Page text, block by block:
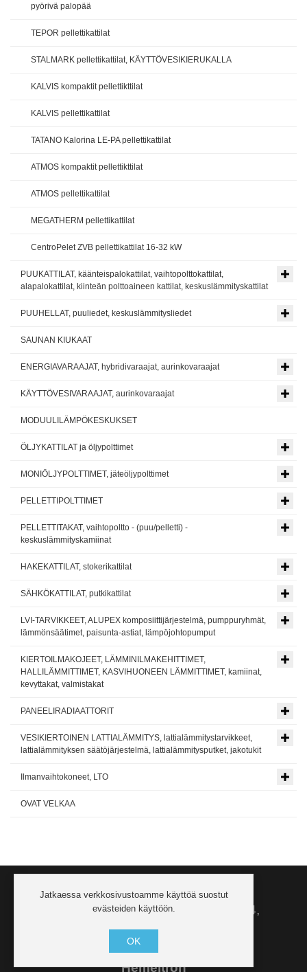
pyörivä palopää
TEPOR pellettikattilat
STALMARK pellettikattilat, KÄYTTÖVESIKIERUKALLA
KALVIS kompaktit pellettikttilat
KALVIS pellettikattilat
TATANO Kalorina LE-PA pellettikattilat
ATMOS kompaktit pellettikttilat
ATMOS pellettikattilat
MEGATHERM pellettikattilat
CentroPelet ZVB pellettikattilat 16-32 kW
PUUKATTILAT, käänteispalokattilat, vaihtopolttokattilat,
alapalokattilat, kiinteän polttoaineen kattilat, keskuslämmityskattilat
PUUHELLAT, puuliedet, keskuslämmitysliedet
SAUNAN KIUKAAT
ENERGIAVARAAJAT, hybridivaraajat, aurinkovaraajat
KÄYTTÖVESIVARAAJAT, aurinkovaraajat
MODUULILÄMPÖKESKUKSET
ÖLJYKATTILAT ja öljypolttimet
MONIÖLJYPOLTTIMET, jäteöljypolttimet
PELLETTIPOLTTIMET
PELLETTITAKAT, vaihtopoltto - (puu/pelletti) -
keskuslämmityskamiinat
HAKEKATTILAT, stokerikattilat
SÄHKÖKATTILAT, putkikattilat
LVI-TARVIKKEET, ALUPEX komposiittijärjestelmä, pumppuryhmät,
lämmönsäätimet, paisunta-astiat, lämpöjohtopumput
KIERTOILMAKOJEET, LÄMMINILMAKEHITTIMET,
HALLILÄMMITTIMET, KASVIHUONEEN LÄMMITTIMET, kamiinat,
kevyttakat, valmistakat
PANEELIRADIAATTORIT
VESIKIERTOINEN LATTIALÄMMITYS, lattialämmitystarvikkeet,
lattialämmityksen säätöjärjestelmä, lattialämmitysputket, jakotukit
Ilmanvaihtokoneet, LTO
OVAT VELKAA
Ota yhteyttä puh.+358 406 205544,
lauri@hemeltron.ee
www.lvi-viro.fi,
Hemeltron
Jatkaessa verkkosivustoamme käyttöä suostut
evästeiden käyttöön.
OK